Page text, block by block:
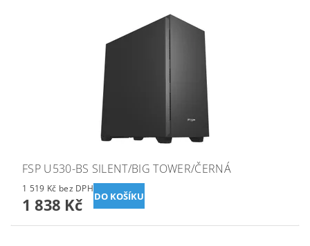
FSP U530-BS SILENT/BIG TOWER/ČERNÁ
1 519 Kč bez DPH
1 838 Kč